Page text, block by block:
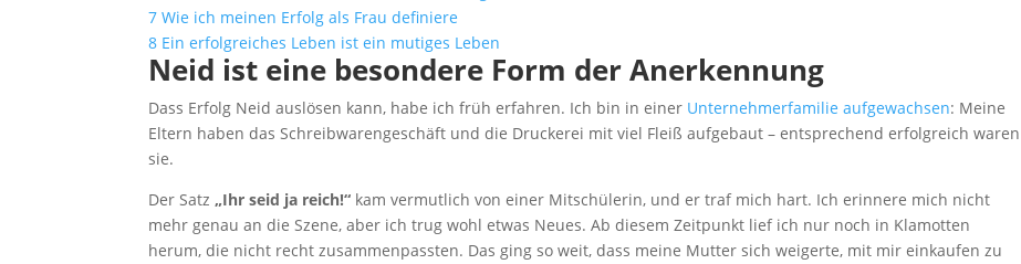
7 Wie ich meinen Erfolg als Frau definiere
8 Ein erfolgreiches Leben ist ein mutiges Leben
Neid ist eine besondere Form der Anerkennung
Dass Erfolg Neid auslösen kann, habe ich früh erfahren. Ich bin in einer Unternehmerfamilie aufgewachsen: Meine
Eltern haben das Schreibwarengeschäft und die Druckerei mit viel Fleiß aufgebaut – entsprechend erfolgreich waren
sie.
Der Satz„Ihr seid ja reich!“ kam vermutlich von einer Mitschülerin, und er traf mich hart. Ich erinnere mich nicht
mehr genau an die Szene, aber ich trug wohl etwas Neues. Ab diesem Zeitpunkt lief ich nur noch in Klamotten
herum, die nicht recht zusammenpassten. Das ging so weit, dass meine Mutter sich weigerte, mit mir einkaufen zu